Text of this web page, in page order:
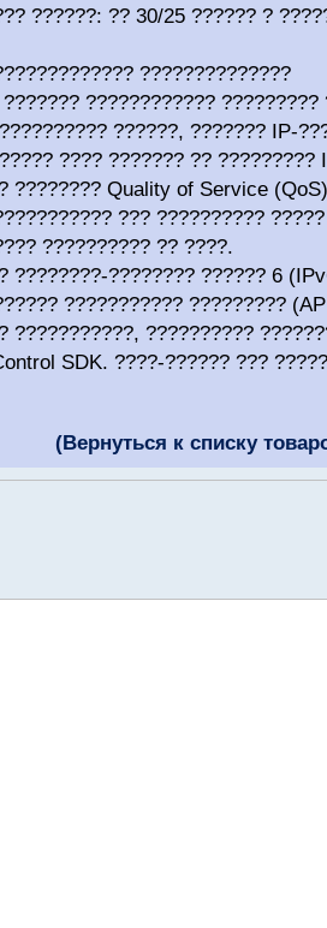
??????: ?? 30/25 ?????? ?
??????????????
???????????? ?????????
??????, ??????? IP-
???? ??????? ?? ?????????
???????? Quality of Service
??? ??????????
?????????? ?? ????.
????????-???????? ?????? 6
??????????? ?????????
???????????, ??????????
SDK. ????-?????? ???
(Вернуться к списку